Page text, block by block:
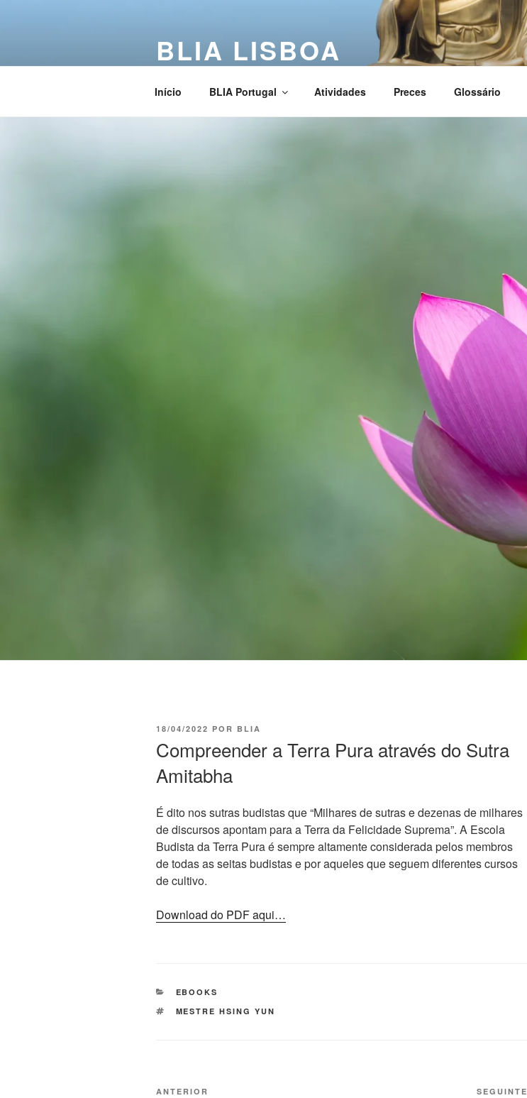
BLIA LISBOA
Início BLIA Portugal Atividades Preces Glossário
18/04/2022 POR BLIA
Compreender a Terra Pura através do Sutra
Amitabha
É dito nos sutras budistas que “Milhares de sutras e dezenas de milhares
de discursos apontam para a Terra da Felicidade Suprema”. A Escola
Budista da Terra Pura é sempre altamente considerada pelos membros
de todas as seitas budistas e por aqueles que seguem diferentes cursos
de cultivo.
Download do PDF aqui…
EBOOKS
MESTRE HSING YUN
ANTERIOR SEGUINTE